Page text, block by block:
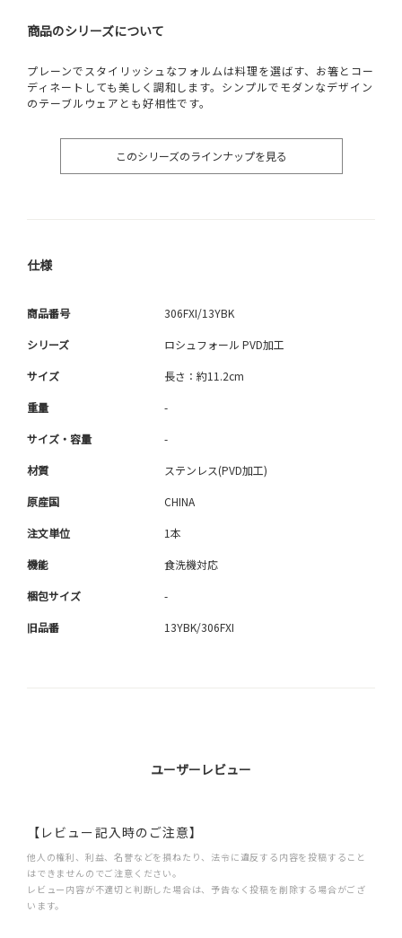
商品のシリーズについて
プレーンでスタイリッシュなフォルムは料理を選ばす、お箸とコー
ディネートしても美しく調和します。シンプルでモダンなデザイン
のテーブルウェアとも好相性です。
このシリーズのラインナップを見る
仕様
商品番号 306FXI/13YBK
シリーズ ロシュフォール PVD加工
サイズ 長さ：約11.2cm
重量 -
サイズ・容量 -
材質 ステンレス(PVD加工)
原産国 CHINA
注文単位 1本
機能 食洗機対応
梱包サイズ -
旧品番 13YBK/306FXI
ユーザーレビュー
【レビュー記入時のご注意】
他人の権利、利益、名誉などを損ねたり、法令に違反する内容を投稿すること
はできませんのでご注意ください。
レビュー内容が不適切と判断した場合は、予告なく投稿を削除する場合がござ
います。